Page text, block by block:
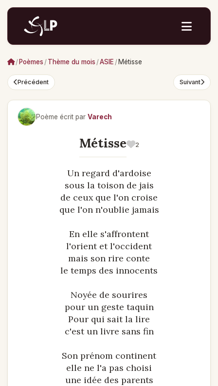
/ Poèmes /Thème du mois /ASIE / Métisse
Précédent Suivant
Poème écrit par Varech
Métisse 2
Un regard d'ardoise
sous la toison de jais
de ceux que l'on croise
que l'on n'oublie jamais
En elle s'affrontent
l'orient et l'occident
mais son rire conte
le temps des innocents
Noyée de sourires
pour un geste taquin
Pour qui sait la lire
c'est un livre sans fin
Son prénom continent
elle ne l'a pas choisi
une idée des parents